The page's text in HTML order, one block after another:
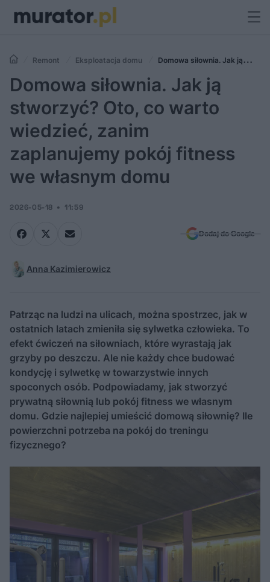
Remont Eksploatacja domu
Domowa siłownia. Jak ją
stworzyć? Oto, co warto wiedzieć, zanim zaplanujemy pokój fitness
we własnym domu
Domowa siłownia. Jak ją
stworzyć? Oto, co warto
wiedzieć, zanim
zaplanujemy pokój fitness
we własnym domu
2026-05-18 11:59
Dodaj do Google
Anna Kazimierowicz
Patrząc na ludzi na ulicach, można spostrzec, jak w
ostatnich latach zmieniła się sylwetka człowieka. To
efekt ćwiczeń na siłowniach, które wyrastają jak
grzyby po deszczu. Ale nie każdy chce budować
kondycję i sylwetkę w towarzystwie innych
spoconych osób. Podpowiadamy, jak stworzyć
prywatną siłownią lub pokój fitness we własnym
domu. Gdzie najlepiej umieścić domową siłownię? Ile
powierzchni potrzeba na pokój do treningu
fizycznego?